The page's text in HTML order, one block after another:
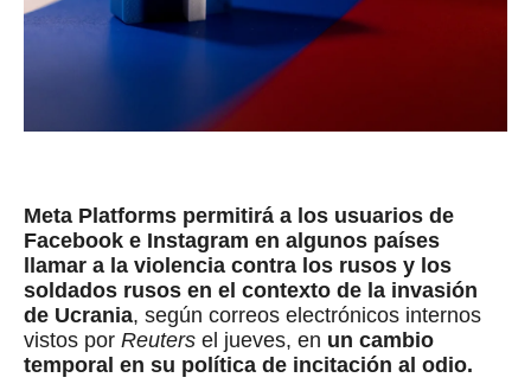
Meta Platforms permitirá a los usuarios de
Facebook e Instagram en algunos países
llamar a la violencia contra los rusos y los
soldados rusos en el contexto de la invasión
de Ucrania, según correos electrónicos internos
vistos por Reuters el jueves, en un cambio
temporal en su política de incitación al odio.